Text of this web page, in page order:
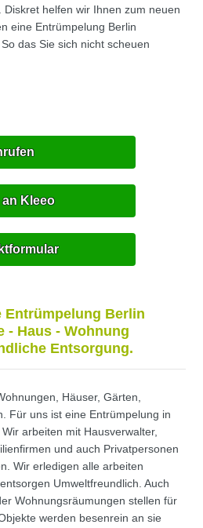
helfen wir Ihnen zum neuen
eine Entrümpelung Berlin
das Sie sich nicht scheuen
an Kleeo
Entrümpelung Berlin
- Haus - Wohnung
Entsorgung.
Häuser, Gärten,
Für uns ist eine Entrümpelung in
arbeiten mit Hausverwalter,
und auch Privatpersonen
Wir erledigen alle arbeiten
Umweltfreundlich. Auch
Wohnungsräumungen stellen für
werden besenrein an sie